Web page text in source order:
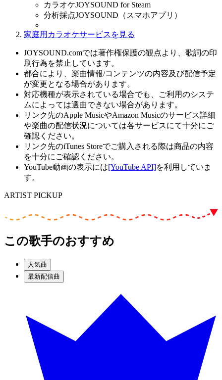
カラオケJOYSOUND for Steam
分析採点JOYSOUND（スマホアプリ）
家庭用カラオケサービスを見る
JOYSOUND.comでは著作権保護の観点より、歌詞の印
刷行為を禁止しています。
都合により、楽曲情報/コンテンツの内容及び配信予定
が変更となる場合があります。
対応機種が表示されている場合でも、ご利用のシステ
ムによっては選曲できない場合があります。
リンク先のApple MusicやAmazon Musicのサービス詳細
や楽曲の配信状況については各サービスにて十分にご
確認ください。
リンク先のiTunes Storeでご購入される際は商品の内容
を十分にご確認ください。
YouTube動画の表示には[YouTube API]を利用していま
す。
ARTIST PICKUP
この歌手のおすすめ
人気曲
最新配信曲